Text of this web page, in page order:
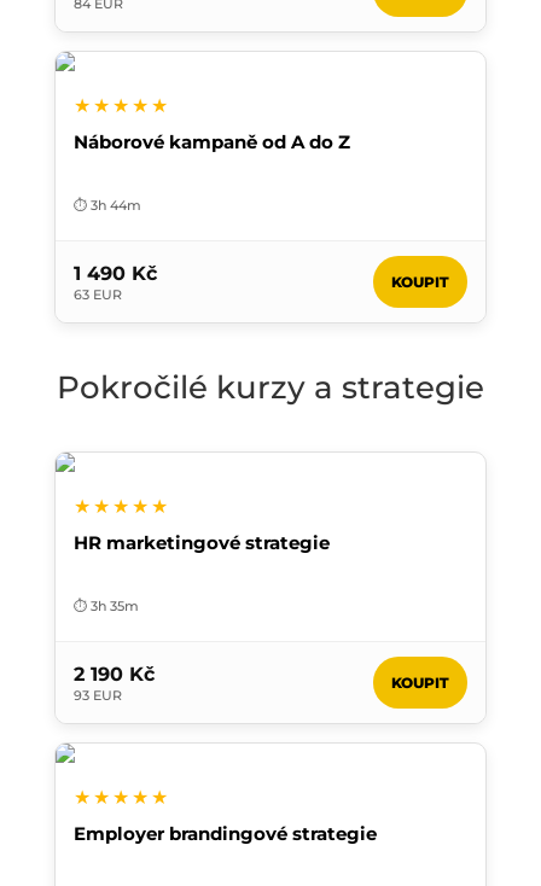
★★★★★
Náborové kampaně od A do Z
⏱️ 3h 44m
1 490 Kč
63 EUR
KOUPIT
Pokročilé kurzy a strategie
★★★★★
HR marketingové strategie
⏱️ 3h 35m
2 190 Kč
93 EUR
KOUPIT
★★★★★
Employer brandingové strategie